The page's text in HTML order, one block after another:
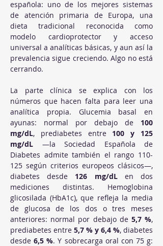
española: uno de los mejores sistemas
de atención primaria de Europa, una
dieta tradicional reconocida como
modelo cardioprotector y acceso
universal a analíticas básicas, y aun así la
prevalencia sigue creciendo. Algo no está
cerrando.
La parte clínica se explica con los
números que hacen falta para leer una
analítica propia. Glucemia basal en
ayunas: normal por debajo de 100
mg/dL, prediabetes entre 100 y 125
mg/dL —la Sociedad Española de
Diabetes admite también el rango 110-
125 según criterios europeos clásicos—,
diabetes desde 126 mg/dL en dos
mediciones distintas. Hemoglobina
glicosilada (HbA1c), que refleja la media
de glucosa de los dos o tres meses
anteriores: normal por debajo de 5,7 %,
prediabetes entre 5,7 % y 6,4 %, diabetes
desde 6,5 %. Y sobrecarga oral con 75 g: